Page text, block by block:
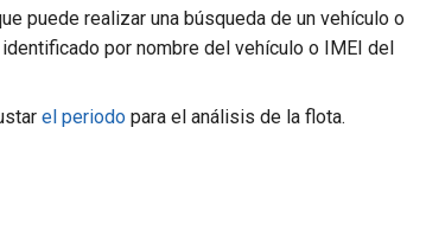
puede realizar una búsqueda de un vehículo o
por nombre del vehículo o IMEI del
el periodo para el análisis de la flota.